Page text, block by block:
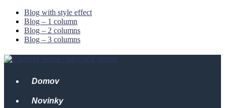
Blog with style effect
Blog – 1 column
Blog – 2 columns
Blog – 3 columns
Domov
Novinky